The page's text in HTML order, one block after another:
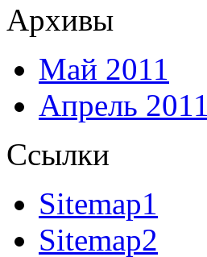
Архивы
Май 2011
Апрель 2011
Ссылки
Sitemap1
Sitemap2